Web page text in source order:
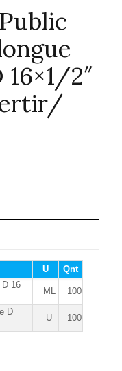
16×1/2″
U
Qnt
16
ML
100
D
U 100